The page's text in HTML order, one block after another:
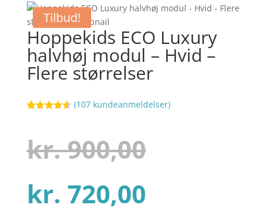
Tilbud!
Hoppekids ECO Luxury
halvhøj modul – Hvid –
Flere størrelser
baseret
på
kundebedø
(107 kundeanmeldelser)
kr.900,00
kr. 720,00Den